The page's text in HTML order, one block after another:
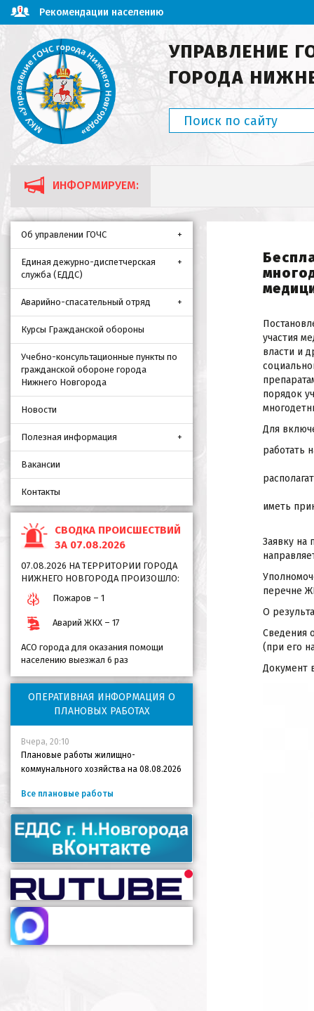
Рекомендации населению
УПРАВЛЕНИЕ
ГОРОДА
ИНФОРМИРУЕМ:
Об управлении ГОЧС
Единая дежурно-диспетчерская
служба (ЕДДС)
Аварийно-спасательный отряд
Курсы Гражданской обороны
Учебно-консультационные пункты по
гражданской обороне города
Нижнего Новгорода
Новости
Полезная информация
Вакансии
Контакты
СВОДКА ПРОИСШЕСТВИЙ
ЗА 07.08.2026
07.08.2026 НА ТЕРРИТОРИИ ГОРОДА
НИЖНЕГО НОВГОРОДА ПРОИЗОШЛО:
Пожаров – 1
Аварий ЖКХ – 17
АСО города для оказания помощи
населению выезжал 6 раз
ОПЕРАТИВНАЯ ИНФОРМАЦИЯ О
ПЛАНОВЫХ РАБОТАХ
Вчера, 20:10
Плановые работы жилищно-
коммунального хозяйства на 08.08.2026
Все плановые работы
участия
власти и
порядок
Для
работать
иметь
Заявку на
перечне
О
Сведения
(при его
Документ